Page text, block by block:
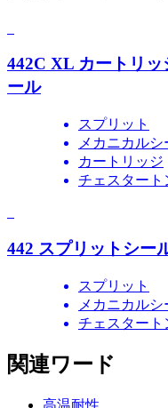
442C XL カートリ
ール
スプリット
メカニカルシ
カートリッジ
チェスタート
442 スプリットシー
スプリット
メカニカルシ
チェスタート
関連ワード